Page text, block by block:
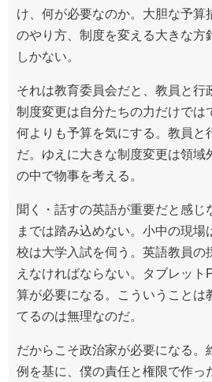
け、何が必要なのか。大胆な予算
のやり方、制度を変える大きな方
しかない。
それは教育委員会だと、教員と行
制度変更は自分たちの力だけでは
何よりも予算を気にする。教員と
だ。ゆえに大きな制度変更は領域
の中で物事を考える。
聞く・話すの英語が重要だと感じ
までは踏み込めない。小中の現場
校は大学入試を伺う。英語教員の
えなければならない。タブレット
算が必要になる。こういうことは
てるのは無理なのだ。
だからこそ政治家が必要になる。
例を基に、僕の責任と権限で作っ